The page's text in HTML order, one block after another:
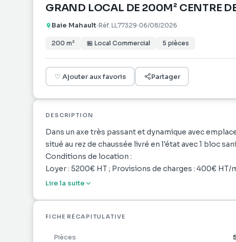
GRAND LOCAL DE 200M² CENTRE
Baie Mahault Réf. LL77329 06/08/2026
200 m² 🏪 Local Commercial 5 pièces
♡ Ajouter aux favoris Partager
DESCRIPTION
Dans un axe très passant et dynamique avec
situé au rez de chaussée livré en l'état avec 1 bloc
Conditions de location :
Loyer : 5200€ HT ; Provisions de charges : 400€
9360 € ; Bail notarié : 800€
Lire la suite
FICHE RÉCAPITULATIVE
Pièces